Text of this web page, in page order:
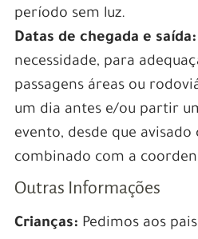
período sem luz.
Datas de chegada e saída:
necessidade, para
passagens áreas ou
um dia antes e/ou partir
evento, desde que
combinado com a
Outras Informações
Crianças: Pedimos aos